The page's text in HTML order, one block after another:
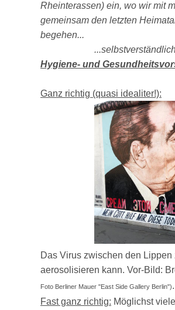
Rheinterassen) ein, wo wir mit
gemeinsam den letzten
...selbstverständlich
Hygiene- und
Ganz richtig (quasi idealiter!):
Das Virus zwischen den
aerosolisieren kann. Vor-Bild:
Foto Berliner Mauer "East Side Gallery Berlin").
Fast ganz richtig: Möglichst